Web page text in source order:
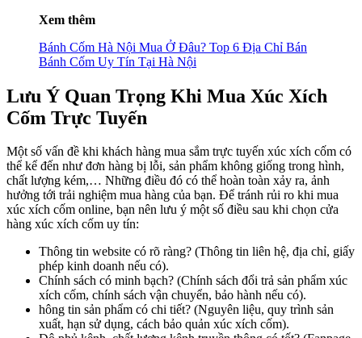
Xem thêm
Bánh Cốm Hà Nội Mua Ở Đâu? Top 6 Địa Chỉ Bán
Bánh Cốm Uy Tín Tại Hà Nội
Lưu Ý Quan Trọng Khi Mua Xúc Xích
Cốm Trực Tuyến
Một số vấn đề khi khách hàng mua sắm trực tuyến xúc xích cốm có
thể kể đến như đơn hàng bị lỗi, sản phẩm không giống trong hình,
chất lượng kém,… Những điều đó có thể hoàn toàn xảy ra, ảnh
hưởng tới trải nghiệm mua hàng của bạn. Để tránh rủi ro khi mua
xúc xích cốm online, bạn nên lưu ý một số điều sau khi chọn cửa
hàng xúc xích cốm uy tín:
Thông tin website có rõ ràng? (Thông tin liên hệ, địa chỉ, giấy
phép kinh doanh nếu có).
Chính sách có minh bạch? (Chính sách đổi trả sản phẩm xúc
xích cốm, chính sách vận chuyển, bảo hành nếu có).
hông tin sản phẩm có chi tiết? (Nguyên liệu, quy trình sản
xuất, hạn sử dụng, cách bảo quản xúc xích cốm).